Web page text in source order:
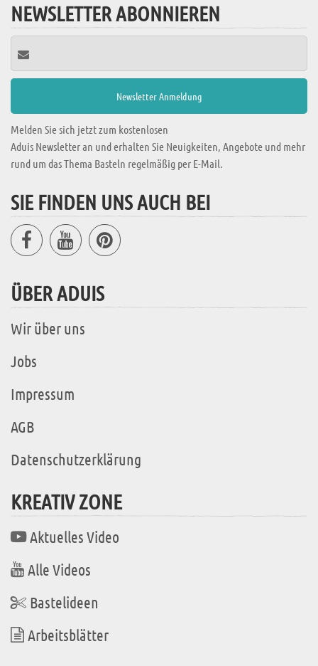
NEWSLETTER ABONNIEREN
Melden Sie sich jetzt zum kostenlosen
Aduis Newsletter an und erhalten Sie Neuigkeiten, Angebote und mehr
rund um das Thema Basteln regelmäßig per E-Mail.
SIE FINDEN UNS AUCH BEI
ÜBER ADUIS
Wir über uns
Jobs
Impressum
AGB
Datenschutzerklärung
KREATIV ZONE
Aktuelles Video
Alle Videos
Bastelideen
Arbeitsblätter